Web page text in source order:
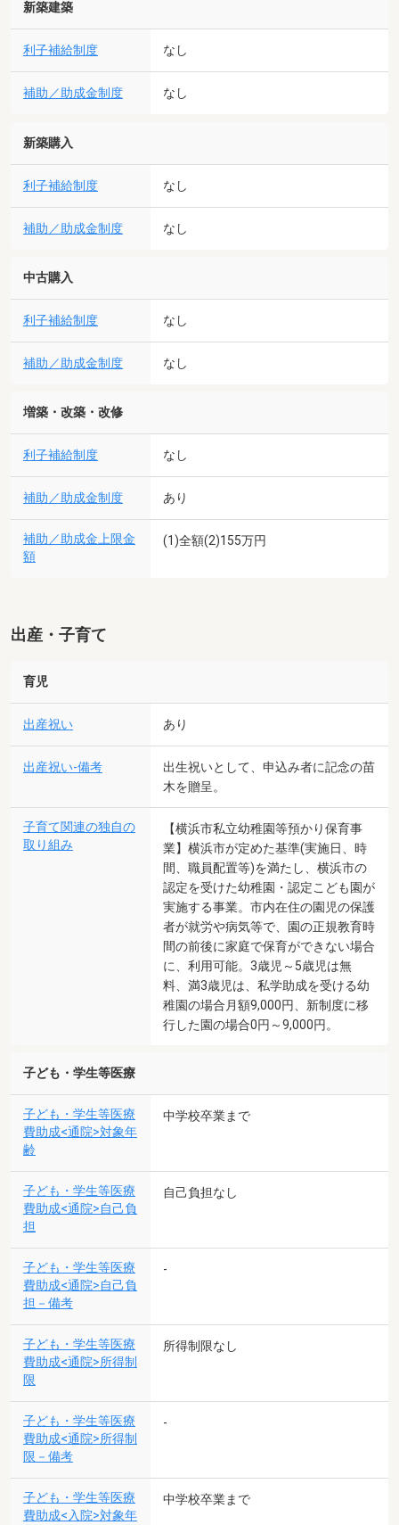
新築建築
利子補給制度 なし
補助／助成金制度 なし
新築購入
利子補給制度 なし
補助／助成金制度 なし
中古購入
利子補給制度 なし
補助／助成金制度 なし
増築・改築・改修
利子補給制度 なし
補助／助成金制度 あり
補助／助成金上限金
額
(1)全額(2)155万円
出産・子育て
育児
出産祝い あり
出産祝い-備考
出生祝いとして、申込み者に記念の苗
木を贈呈。
子育て関連の独自の
取り組み
【横浜市私立幼稚園等預かり保育事
業】横浜市が定めた基準(実施日、時
間、職員配置等)を満たし、横浜市の
認定を受けた幼稚園・認定こども園が
実施する事業。市内在住の園児の保護
者が就労や病気等で、園の正規教育時
間の前後に家庭で保育ができない場合
に、利用可能。3歳児～5歳児は無
料、満3歳児は、私学助成を受ける幼
稚園の場合月額9,000円、新制度に移
行した園の場合0円～9,000円。
子ども・学生等医療
子ども・学生等医療
費助成<通院>対象年
齢
中学校卒業まで
子ども・学生等医療
費助成<通院>自己負
担
自己負担なし
子ども・学生等医療
費助成<通院>自己負
担－備考
-
子ども・学生等医療
費助成<通院>所得制
限
所得制限なし
子ども・学生等医療
費助成<通院>所得制
限－備考
-
子ども・学生等医療
費助成<入院>対象年
中学校卒業まで